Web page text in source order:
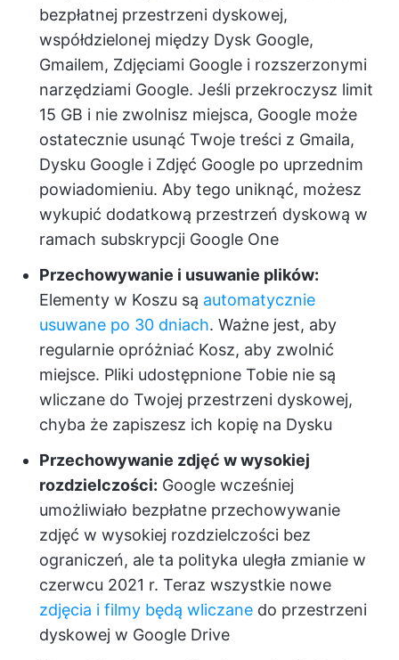
bezpłatnej przestrzeni dyskowej,
współdzielonej między Dysk Google,
Gmailem, Zdjęciami Google i rozszerzonymi
narzędziami Google. Jeśli przekroczysz limit
15 GB i nie zwolnisz miejsca, Google może
ostatecznie usunąć Twoje treści z Gmaila,
Dysku Google i Zdjęć Google po uprzednim
powiadomieniu. Aby tego uniknąć, możesz
wykupić dodatkową przestrzeń dyskową w
ramach subskrypcji Google One
Przechowywanie i usuwanie plików:
Elementy w Koszu są automatycznie
usuwane po 30 dniach. Ważne jest, aby
regularnie opróżniać Kosz, aby zwolnić
miejsce. Pliki udostępnione Tobie nie są
wliczane do Twojej przestrzeni dyskowej,
chyba że zapiszesz ich kopię na Dysku
Przechowywanie zdjęć w wysokiej
rozdzielczości: Google wcześniej
umożliwiało bezpłatne przechowywanie
zdjęć w wysokiej rozdzielczości bez
ograniczeń, ale ta polityka uległa zmianie w
czerwcu 2021 r. Teraz wszystkie nowe
zdjęcia i filmy będą wliczane do przestrzeni
dyskowej w Google Drive